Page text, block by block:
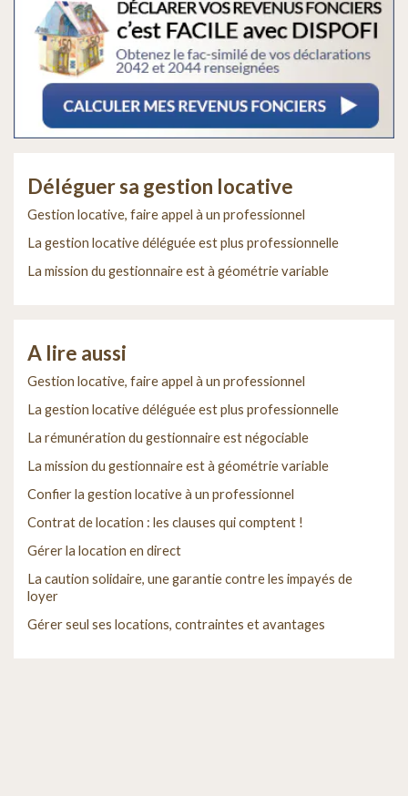
Déléguer sa gestion locative
Gestion locative, faire appel à un professionnel
La gestion locative déléguée est plus professionnelle
La mission du gestionnaire est à géométrie variable
A lire aussi
Gestion locative, faire appel à un professionnel
La gestion locative déléguée est plus professionnelle
La rémunération du gestionnaire est négociable
La mission du gestionnaire est à géométrie variable
Confier la gestion locative à un professionnel
Contrat de location : les clauses qui comptent !
Gérer la location en direct
La caution solidaire, une garantie contre les impayés de
loyer
Gérer seul ses locations, contraintes et avantages